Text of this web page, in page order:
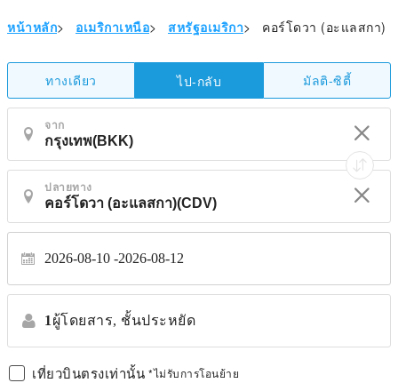
หน้าหลัก> อเมริกาเหนือ> สหรัฐอเมริกา> คอร์โดวา (อะแลสกา)
ทางเดียว ไป-กลับ มัลติ-ซิตี้
จาก
ปลายทาง
2026-08-10 2026-08-12
1 ผู้โดยสาร, ชั้นประหยัด
เที่ยวบินตรงเท่านั้น *ไม่รับการโอนย้าย